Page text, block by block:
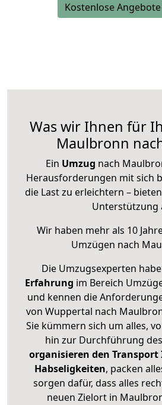
Kostenlose
Was wir Ihnen für
Maulbronn
Ein Umzug nach
Herausforderungen mit sich
die Last zu erleichtern –
Unterstützung
Wir haben mehr als 10
Umzügen nach
Die Umzugsexperten
Erfahrung im Bereich
und kennen die
von Wuppertal nach
Sie kümmern sich um alles,
hin zur Durchführung
organisieren den
Habseligkeiten, packen
sorgen dafür, dass alles
neuen Zielort in